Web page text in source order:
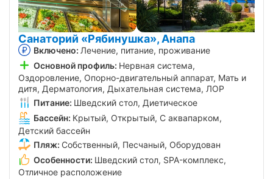
Санаторий «Рябинушка», Анапа
Включено: Лечение, питание, проживание
Основной профиль: Нервная система,
Оздоровление, Опорно-двигательный аппарат, Мать и
дитя, Дерматология, Дыхательная система, ЛОР
Питание: Шведский стол, Диетическое
Бассейн: Крытый, Открытый, С аквапарком,
Детский бассейн
Пляж: Собственный, Песчаный, Оборудован
Особенности: Шведский стол, SPA-комплекс,
Отличное расположение